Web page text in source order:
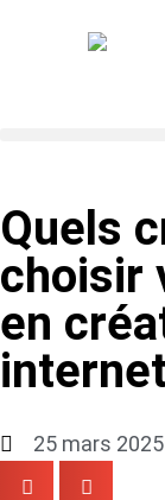
Quels
choisir
en
25 mars 2025